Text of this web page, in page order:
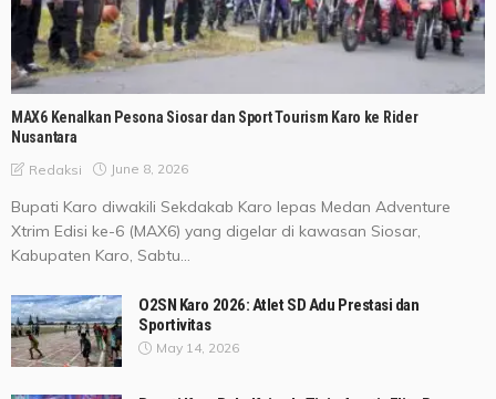
MAX6 Kenalkan Pesona Siosar dan Sport Tourism Karo ke Rider
Nusantara
Redaksi June 8, 2026
Bupati Karo diwakili Sekdakab Karo lepas Medan Adventure
Xtrim Edisi ke-6 (MAX6) yang digelar di kawasan Siosar,
Kabupaten Karo, Sabtu...
O2SN Karo 2026: Atlet SD Adu Prestasi dan
Sportivitas
May 14, 2026